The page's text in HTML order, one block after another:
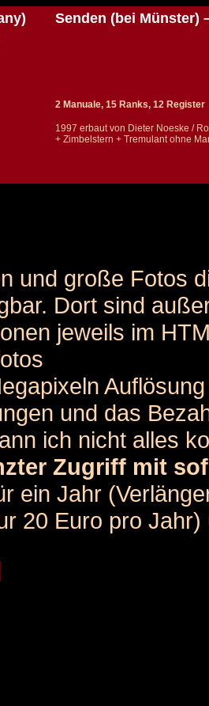
Senden (bei Münster)
2 Manuale, 15 Ranks, 12 Register
1997 erbaut von Dieter Noeske /
+ Zimbelstern + Tremulant ohne
und große Fotos
Dort sind
jeweils im
und das
ich nicht alles
Zugriff mit
ein Jahr
20 Euro pro